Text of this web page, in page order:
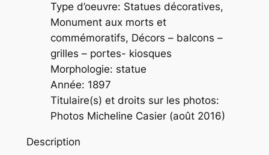
Type d’oeuvre: Statues décoratives,
Monument aux morts et
commémoratifs, Décors – balcons –
grilles – portes- kiosques
Morphologie: statue
Année: 1897
Titulaire(s) et droits sur les photos:
Photos Micheline Casier (août 2016)
Description